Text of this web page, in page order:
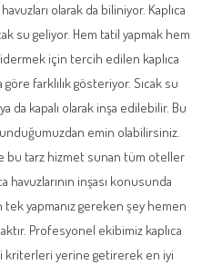
olarak da biliniyor. Kaplıca
su geliyor. Hem tatil yapmak hem
için tercih edilen kaplıca
göre farklılık gösteriyor. Sıcak su
da kapalı olarak inşa edilebilir. Bu
emin olabilirsiniz.
bu tarz hizmet sunan tüm oteller
havuzlarının inşası konusunda
tek yapmanız gereken şey hemen
Profesyonel ekibimiz kaplıca
kriterleri yerine getirerek en iyi